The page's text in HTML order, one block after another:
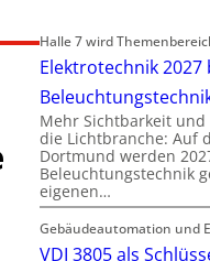
Halle 7 wird
Elektrotechnik
Mehr Sichtbarkeit
die Lichtbranche: Auf
Dortmund werden
Beleuchtungstechnik
eigenen…
Gebäudeautomation und
VDI 3805 als